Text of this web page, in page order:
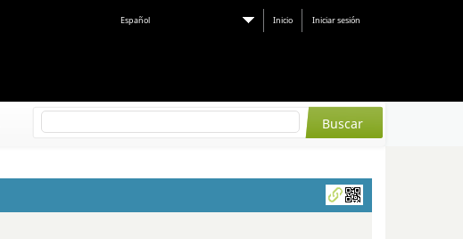
Español Inicio Iniciar sesión